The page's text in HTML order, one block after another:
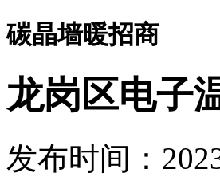
碳晶墙暖招商
龙岗区电子
发布时间：